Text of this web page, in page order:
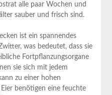
alle paar Wochen und
sauber und frisch sind.
ist ein spannendes
was bedeutet, dass sie
Fortpflanzungsorgane
sie sich ⁤mit jedem
zu einer hohen‍
benötigen eine feuchte